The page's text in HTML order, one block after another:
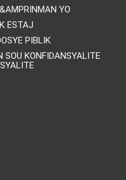
YO
ESTAJ
PIBLIK
SOU KONFIDANSYALITE